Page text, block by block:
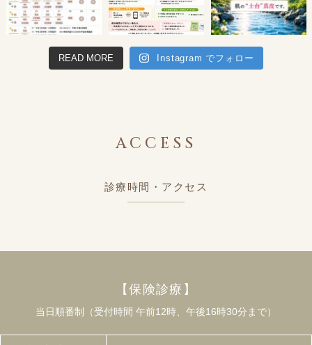
READ MORE Instagram でフォロー
ACCESS
診療時間・アクセス
【保険診療】
当日順番制（受付時間 午前12時、午後16時30分まで）